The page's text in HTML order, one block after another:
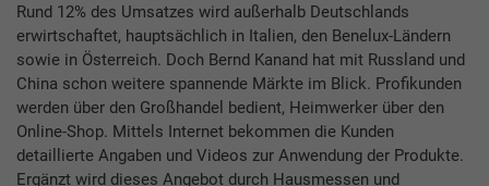
Rund 12% des Umsatzes wird außerhalb Deutschlands
erwirtschaftet, hauptsächlich in Italien, den Benelux-Ländern
sowie in Österreich. Doch Bernd Kanand hat mit Russland und
China schon weitere spannende Märkte im Blick. Profikunden
werden über den Großhandel bedient, Heimwerker über den
Online-Shop. Mittels Internet bekommen die Kunden
detaillierte Angaben und Videos zur Anwendung der Produkte.
Ergänzt wird dieses Angebot durch Hausmessen und